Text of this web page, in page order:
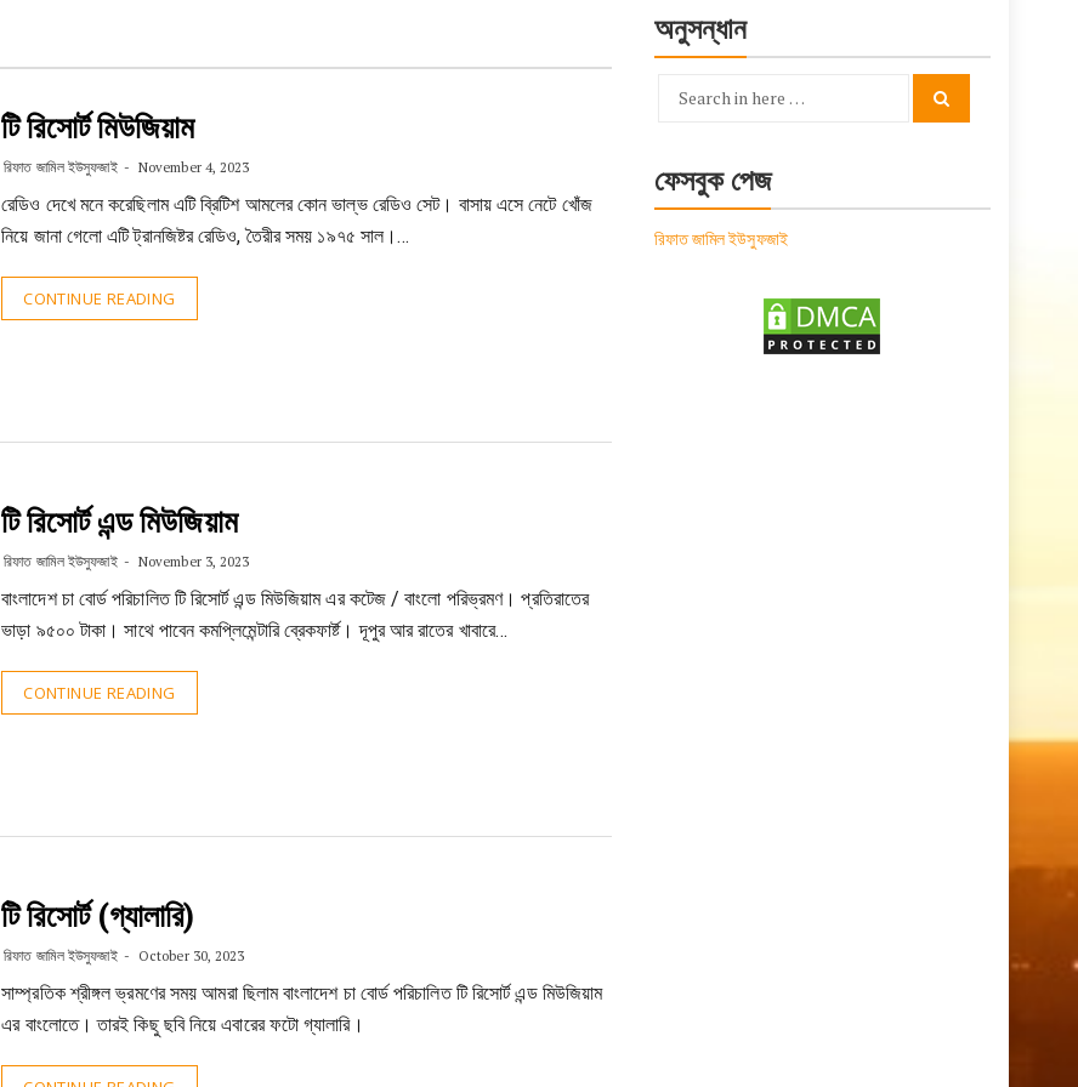
টি রিসোর্ট মিউজিয়াম
রিফাত জামিল ইউসুফজাই November 4, 2023
রেডিও দেখে মনে করেছিলাম এটি ব্রিটিশ আমলের কোন ভাল্ভ রেডিও সেট। বাসায় এসে নেটে খোঁজ
নিয়ে জানা গেলো এটি ট্রানজিষ্টর রেডিও, তৈরীর সময় ১৯৭৫ সাল।…
CONTINUE READING
টি রিসোর্ট এন্ড মিউজিয়াম
রিফাত জামিল ইউসুফজাই November 3, 2023
বাংলাদেশ চা বোর্ড পরিচালিত টি রিসোর্ট এন্ড মিউজিয়াম এর কটেজ / বাংলো পরিভ্রমণ। প্রতিরাতের
ভাড়া ৯৫০০ টাকা। সাথে পাবেন কমপ্লিমেন্টারি ব্রেকফার্ষ্ট। দূপুর আর রাতের খাবারে…
CONTINUE READING
টি রিসোর্ট (গ্যালারি)
রিফাত জামিল ইউসুফজাই October 30, 2023
সাম্প্রতিক শ্রীঙ্গল ভ্রমণের সময় আমরা ছিলাম বাংলাদেশ চা বোর্ড পরিচালিত টি রিসোর্ট এন্ড মিউজিয়াম
এর বাংলোতে। তারই কিছু ছবি নিয়ে এবারের ফটো গ্যালারি।
অনুসন্ধান
Search
ফেসবুক পেজ
রিফাত জামিল ইউসুফজাই